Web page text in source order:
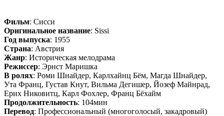
Фильм: Сисси
Оригинальное название: Sissi
Год выпуска: 1955
Страна: Австрия
Жанр: Историческая мелодрама
Режиссер: Эрнст Маришка
В ролях: Роми Шнайдер, Карлхайнц Бём, Магда Шнайдер,
Ута Франц, Густав Кнут, Вильма Дегишер, Йозеф Майнрад,
Ерих Никовитц, Карл Фохлер, Франц Бёхайм
Продолжительность: 104мин
Перевод: Профессиональный (многоголосый, закадровый)